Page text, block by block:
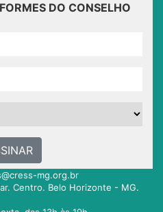
DO CONSELHO
mg.org.br
Centro. Belo Horizonte - MG.